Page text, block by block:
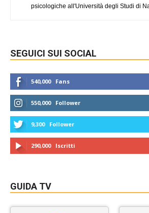
psicologiche all'Università degli Studi di
SEGUICI SUI SOCIAL
540,000 Fans
550,000 Follower
9,300 Follower
290,000 Iscritti
GUIDA TV